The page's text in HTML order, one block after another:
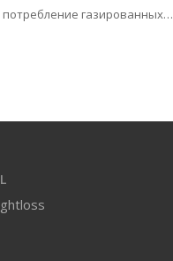
потребление газированных…